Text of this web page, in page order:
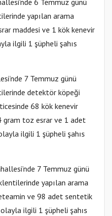
6 Temmuz günü
yapılan arama
maddesi ve 1 kök kenevir
ilgili 1 şüpheli şahıs
7 Temmuz günü
detektör köpeği
68 kök kenevir
gram toz esrar ve 1 adet
ilgili 1 şüpheli şahıs
7 Temmuz günü
yapılan arama
ve 98 adet sentetik
ilgili 1 şüpheli şahıs